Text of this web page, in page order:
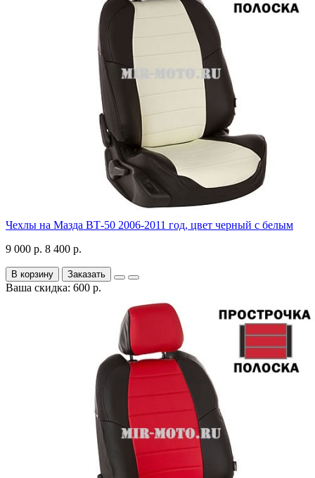
Чехлы на Мазда ВТ-50 2006-2011 год, цвет черный с белым
9 000 р. 8 400 р.
В корзину Заказать
Ваша скидка: 600 р.